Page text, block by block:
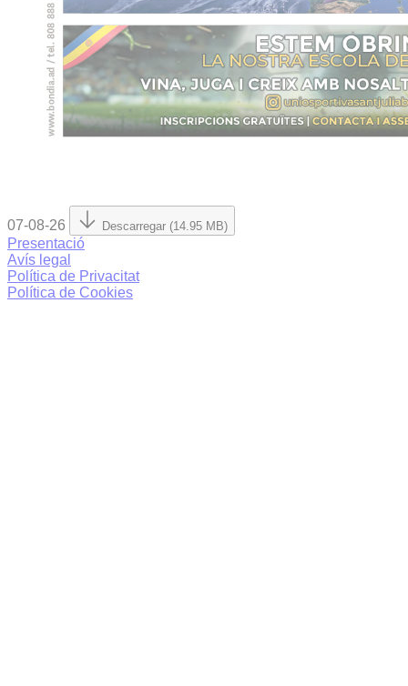
07-08-26 Descarregar (14.95 MB)
Presentació
Avís legal
Política de Privacitat
Política de Cookies